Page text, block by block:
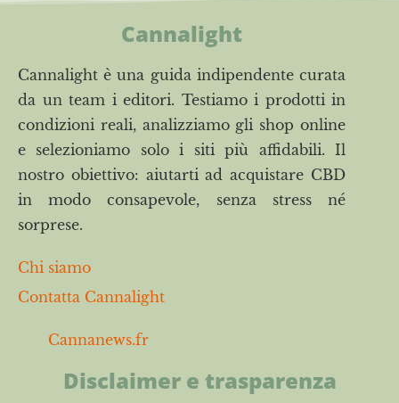
Cannalight
Cannalight è una guida indipendente curata
da un team i editori. Testiamo i prodotti in
condizioni reali, analizziamo gli shop online
e selezioniamo solo i siti più affidabili. Il
nostro obiettivo: aiutarti ad acquistare CBD
in modo consapevole, senza stress né
sorprese.
Chi siamo
Contatta Cannalight
Cannanews.fr
Disclaimer e trasparenza